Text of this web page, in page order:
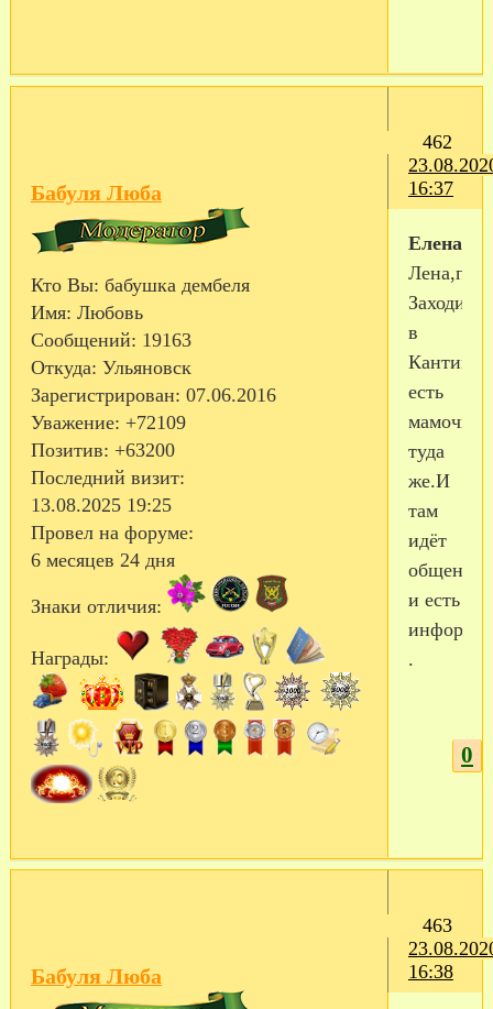
462
16:37
Бабуля Люба
Кто Вы: бабушка дембеля
Имя: Любовь
Сообщений: 19163
Откуда: Ульяновск
Зарегистрирован: 07.06.2016
Уважение: +72109
Позитив: +63200
Последний визит:
13.08.2025 19:25
Провел на форуме:
6 месяцев 24 дня
Знаки отличия:
Награды:
Заходи
в
есть
туда
же.И
там
идёт
общение
и есть
.
0
463
16:38
Бабуля Люба